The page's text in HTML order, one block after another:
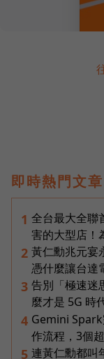
即時熱門文章
1 全台最大全聯
害的大型店！
2 黃仁勳兆元宴
憑什麼讓台達
3 告別「極速迷
麼才是 5G 時
4 Gemini
作流程，3個
5 連黃仁勳都叫